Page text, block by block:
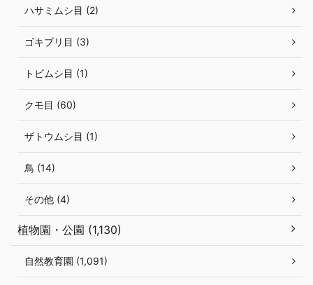
ハサミムシ目 (2)
ゴキブリ目 (3)
トビムシ目 (1)
クモ目 (60)
ザトウムシ目 (1)
鳥 (14)
その他 (4)
植物園・公園 (1,130)
自然教育園 (1,091)